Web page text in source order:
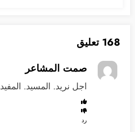
168 تعليق
صمت المشاعر
اجل نريد. المسيد. المفيد
رد